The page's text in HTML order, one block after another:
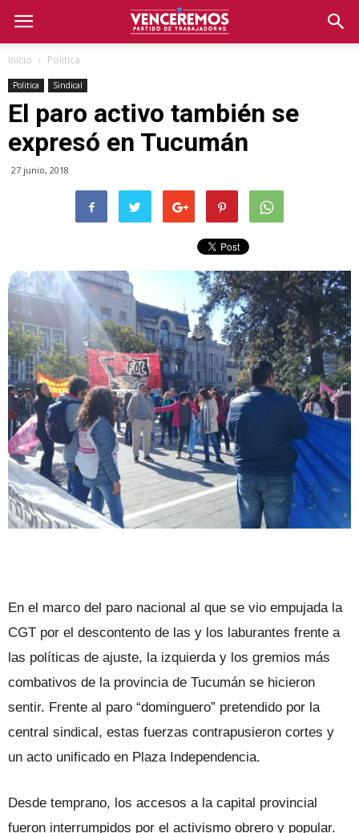
Inicio Politica
Politica Sindical
El paro activo también se
expresó en Tucumán
27 junio, 2018
En el marco del paro nacional al que se vio empujada la
CGT por el descontento de las y los laburantes frente a
las políticas de ajuste, la izquierda y los gremios más
combativos de la provincia de Tucumán se hicieron
sentir. Frente al paro “dominguero” pretendido por la
central sindical, estas fuerzas contrapusieron cortes y
un acto unificado en Plaza Independencia.
Desde temprano, los accesos a la capital provincial
fueron interrumpidos por el activismo obrero y popular.